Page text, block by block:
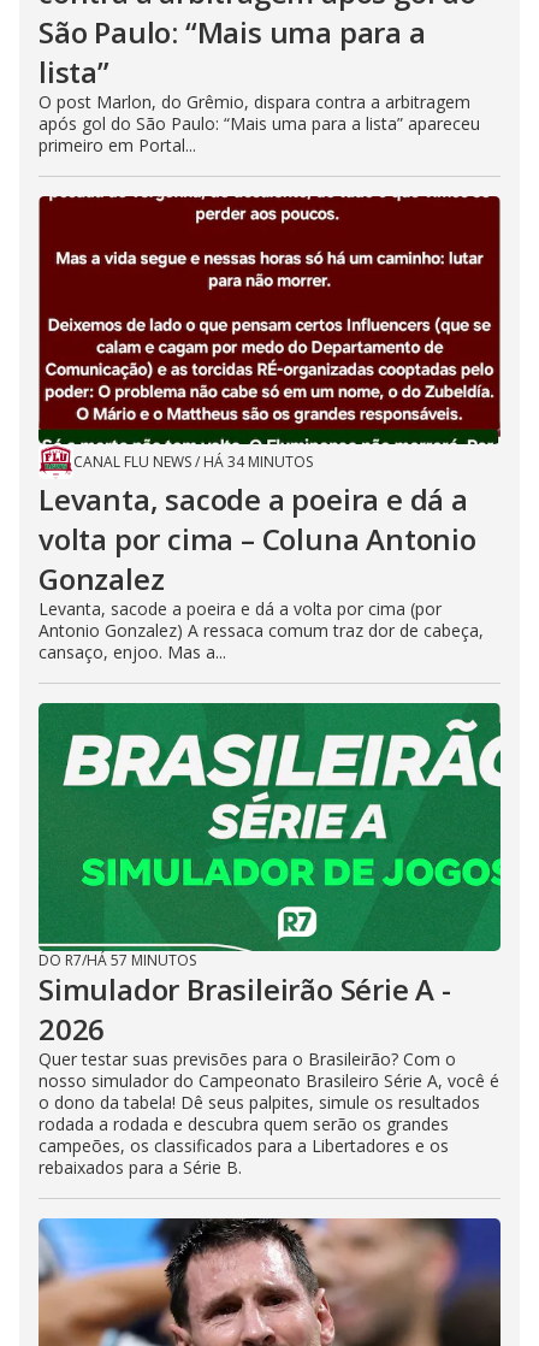
São Paulo: “Mais uma para a
lista”
O post Marlon, do Grêmio, dispara contra a arbitragem
após gol do São Paulo: “Mais uma para a lista” apareceu
primeiro em Portal...
CANAL FLU NEWS/ HÁ 34 MINUTOS
Levanta, sacode a poeira e dá a
volta por cima – Coluna Antonio
Gonzalez
Levanta, sacode a poeira e dá a volta por cima (por
Antonio Gonzalez) A ressaca comum traz dor de cabeça,
cansaço, enjoo. Mas a...
DO R7/HÁ 57 MINUTOS
Simulador Brasileirão Série A -
2026
Quer testar suas previsões para o Brasileirão? Com o
nosso simulador do Campeonato Brasileiro Série A, você é
o dono da tabela! Dê seus palpites, simule os resultados
rodada a rodada e descubra quem serão os grandes
campeões, os classificados para a Libertadores e os
rebaixados para a Série B.